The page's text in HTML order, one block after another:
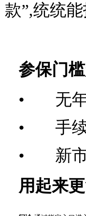
款”,统统
参保门
• 无年
• 手续
• 新市
用起来